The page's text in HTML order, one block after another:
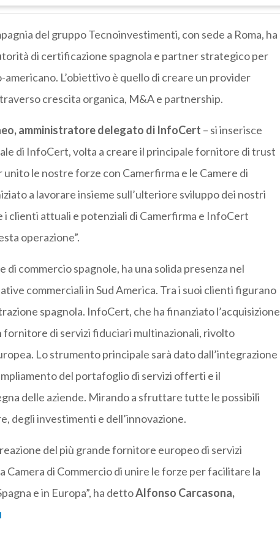
del gruppo Tecnoinvestimenti, con sede a Roma, ha
di certificazione spagnola e partner strategico per
L’obiettivo è quello di creare un provider
crescita organica, M&A e partnership.
amministratore delegato di InfoCert – si inserisce
di InfoCert, volta a creare il principale fornitore di trust
unito le nostre forze con Camerfirma e le Camere di
a lavorare insieme sull’ulteriore sviluppo dei nostri
i clienti attuali e potenziali di Camerfirma e InfoCert
operazione”.
commercio spagnole, ha una solida presenza nel
commerciali in Sud America. Tra i suoi clienti figurano
spagnola. InfoCert, che ha finanziato l’acquisizione
fornitore di servizi fiduciari multinazionali, rivolto
Lo strumento principale sarà dato dall’integrazione
del portafoglio di servizi offerti e il
delle aziende. Mirando a sfruttare tutte le possibili
degli investimenti e dell’innovazione.
del più grande fornitore europeo di servizi
Camera di Commercio di unire le forze per facilitare la
e in Europa”, ha dettoAlfonso Carcasona,